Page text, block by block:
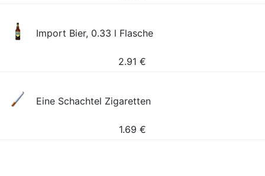
Import Bier, 0.33 l Flasche
2.91 €
Eine Schachtel Zigaretten
1.69 €